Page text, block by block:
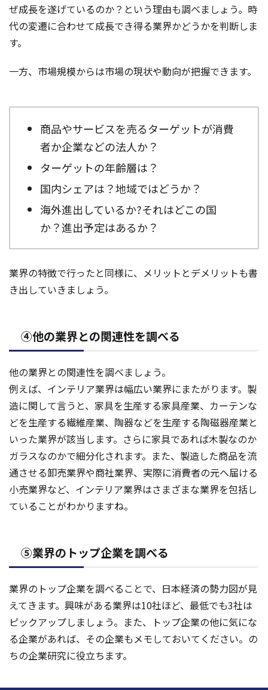
ぜ成長を遂げているのか？という理由も調べましょう。時
代の変遷に合わせて成長でき得る業界かどうかを判断しま
す。
一方、市場規模からは市場の現状や動向が把握できます。
商品やサービスを売るターゲットが消費
者か企業などの法人か？
ターゲットの年齢層は？
国内シェアは？地域ではどうか？
海外進出しているか?それはどこの国
か？進出予定はあるか？
業界の特徴で行ったと同様に、メリットとデメリットも書
き出していきましょう。
④他の業界との関連性を調べる
他の業界との関連性を調べましょう。
例えば、インテリア業界は幅広い業界にまたがります。製
造に関して言うと、家具を生産する家具産業、カーテンな
どを生産する繊維産業、陶器などを生産する陶磁器産業と
いった業界が該当します。さらに家具であれば木製なのか
ガラスなのかで細分化されます。また、製造した商品を流
通させる卸売業界や商社業界、実際に消費者の元へ届ける
小売業界など、インテリア業界はさまざまな業界を包括し
ていることがわかりますね。
⑤業界のトップ企業を調べる
業界のトップ企業を調べることで、日本経済の勢力図が見
えてきます。興味がある業界は10社ほど、最低でも3社は
ピックアップしましょう。また、トップ企業の他に気にな
る企業があれば、その企業もメモしておいてください。の
ちの企業研究に役立ちます。